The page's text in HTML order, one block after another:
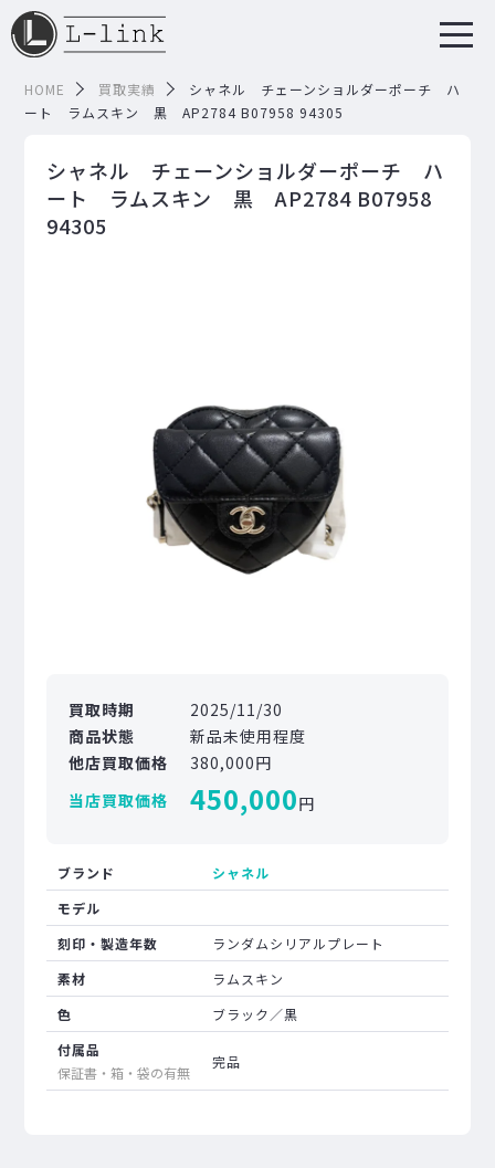
HOME 買取実績
シャネル チェーンショルダーポーチ ハ
ート ラムスキン 黒 AP2784 B07958 94305
シャネル チェーンショルダーポーチ ハ
ート ラムスキン 黒 AP2784 B07958
94305
買取時期
2025/11/30
商品状態
新品未使用程度
他店買取価格
380,000円
当店買取価格
450,000円
ブランド
シャネル
モデル
刻印・製造年数
ランダムシリアルプレート
素材
ラムスキン
色
ブラック／黒
付属品
保証書・箱・袋の有無
完品